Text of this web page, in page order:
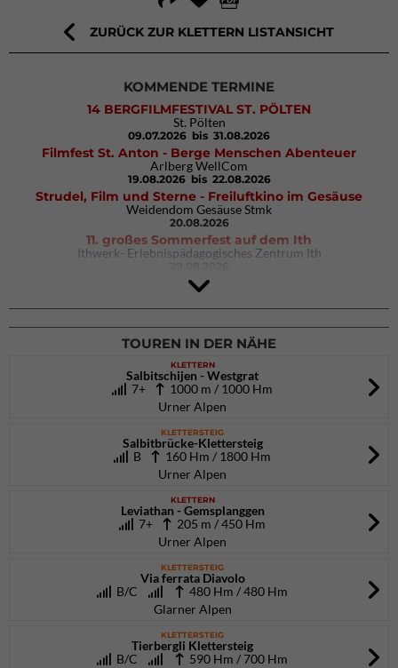
ZURÜCK ZUR KLETTERN LISTANSICHT
KOMMENDE TERMINE
14 BERGFILMFESTIVAL ST. PÖLTEN
St. Pölten
09.07.2026 bis 31.08.2026
Filmfest St. Anton - Berge Menschen Abenteuer
Arlberg WellCom
19.08.2026 bis 22.08.2026
Strudel, Film und Sterne - Freiluftkino im Gesäuse
Weidendom Gesäuse Stmk
20.08.2026
11. großes Sommerfest auf dem Ith
Ithwerk- Erlebnispädagogisches Zentrum Ith
4Blocs KIDS 2026
DAV Kletter- & Boulderzentrum München Süd (Thalkirchen)
26.09.2026
TOUREN IN DER NÄHE
KLETTERN
Salbitschijen - Westgrat
7+
1000 m / 1000 Hm
Urner Alpen
KLETTERSTEIG
Salbitbrücke-Klettersteig
B
160 Hm / 1800 Hm
Urner Alpen
KLETTERN
Leviathan - Gemsplanggen
7+
205 m / 450 Hm
Urner Alpen
KLETTERSTEIG
Via ferrata Diavolo
B/C
480 Hm / 480 Hm
Glarner Alpen
KLETTERSTEIG
Tierbergli Klettersteig
B/C
590 Hm / 700 Hm